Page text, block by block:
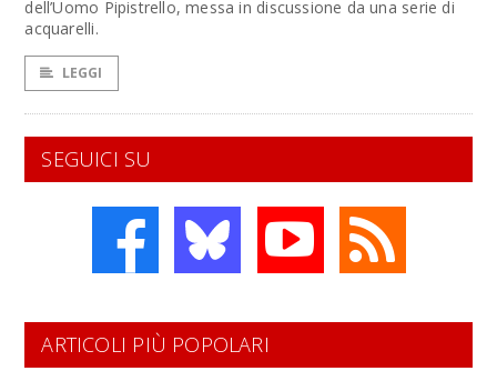
dell’Uomo Pipistrello, messa in discussione da una serie di
acquarelli.
LEGGI
SEGUICI SU
ARTICOLI PIÙ POPOLARI